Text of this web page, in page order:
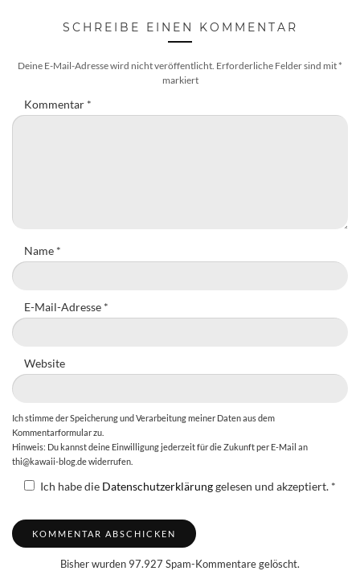
SCHREIBE EINEN KOMMENTAR
Deine E-Mail-Adresse wird nicht veröffentlicht. Erforderliche Felder sind mit *
markiert
Kommentar *
Name *
E-Mail-Adresse *
Website
Ich stimme der Speicherung und Verarbeitung meiner Daten aus dem
Kommentarformular zu.
Hinweis: Du kannst deine Einwilligung jederzeit für die Zukunft per E-Mail an
thi@kawaii-blog.de widerrufen.
Ich habe die Datenschutzerklärunggelesen und akzeptiert. *
Bisher wurden 97.927 Spam-Kommentare gelöscht.